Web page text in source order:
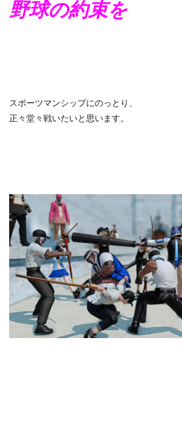
野球の約束を
スポーツマンシップにのっとり、
正々堂々戦いたいと思います。